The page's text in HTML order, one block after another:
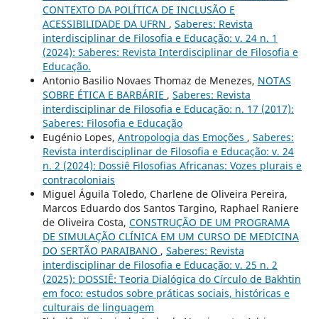
CONTEXTO DA POLÍTICA DE INCLUSÃO E
ACESSIBILIDADE DA UFRN , Saberes: Revista
interdisciplinar de Filosofia e Educação: v. 24 n. 1
(2024): Saberes: Revista Interdisciplinar de Filosofia e
Educação.
Antonio Basilio Novaes Thomaz de Menezes, NOTAS
SOBRE ÉTICA E BARBÁRIE , Saberes: Revista
interdisciplinar de Filosofia e Educação: n. 17 (2017):
Saberes: Filosofia e Educação
Eugénio Lopes, Antropologia das Emoções , Saberes:
Revista interdisciplinar de Filosofia e Educação: v. 24
n. 2 (2024): Dossiê Filosofias Africanas: Vozes plurais e
contracoloniais
Miguel Águila Toledo, Charlene de Oliveira Pereira,
Marcos Eduardo dos Santos Targino, Raphael Raniere
de Oliveira Costa, CONSTRUÇÃO DE UM PROGRAMA
DE SIMULAÇÃO CLÍNICA EM UM CURSO DE MEDICINA
DO SERTÃO PARAIBANO , Saberes: Revista
interdisciplinar de Filosofia e Educação: v. 25 n. 2
(2025): DOSSIÊ: Teoria Dialógica do Círculo de Bakhtin
em foco: estudos sobre práticas sociais, históricas e
culturais de linguagem